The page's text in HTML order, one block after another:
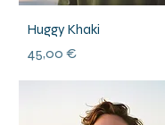
Huggy Khaki
Prix
45,00 €